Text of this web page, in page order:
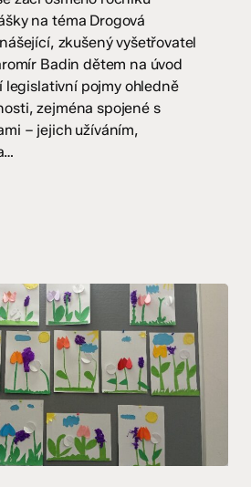
na téma Drogová
zkušený vyšetřovatel
Badin dětem na úvod
legislativní pojmy ohledně
zejména spojené s
– jejich užíváním,